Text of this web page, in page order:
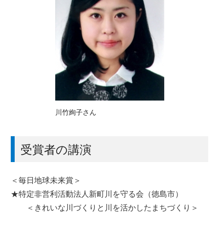
川竹絢子さん
受賞者の講演
＜毎日地球未来賞＞
★特定非営利活動法人新町川を守る会（徳島市）
＜きれいな川づくりと川を活かしたまちづくり＞